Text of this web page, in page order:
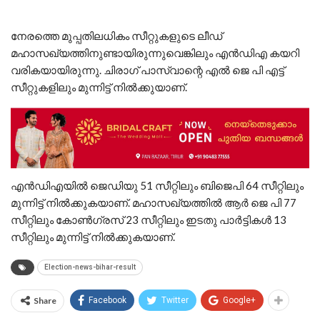
നേരത്തെ മുപ്പതിലധികം സീറ്റുകളുടെ ലീഡ്
മഹാസഖ്യത്തിനുണ്ടായിരുന്നുവെങ്കിലും എൻഡിഎ കയറി
വരികയായിരുന്നു. ചിരാഗ് പാസ്വാന്റെ എൽ ജെ പി എട്ട്
സീറ്റുകളിലും മുന്നിട്ട് നിൽക്കുയാണ്.
എൻഡിഎയിൽ ജെഡിയു 51 സീറ്റിലും ബിജെപി 64 സീറ്റിലും
മുന്നിട്ട് നിൽക്കുകയാണ്. മഹാസഖ്യത്തിൽ ആർ ജെ പി 77
സീറ്റിലും കോൺഗ്രസ് 23 സീറ്റിലും ഇടതു പാർട്ടികൾ 13
സീറ്റിലും മുന്നിട്ട് നിൽക്കുകയാണ്.
Election-news-bihar-result
Share Facebook Twitter Google+